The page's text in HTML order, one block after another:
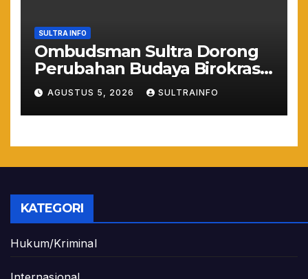
SULTRA INFO
Ombudsman Sultra Dorong
Perubahan Budaya Birokrasi
Lewat Penilaian
Maladministrasi 2026
AGUSTUS 5, 2026 SULTRAINFO
KATEGORI
Hukum/Kriminal